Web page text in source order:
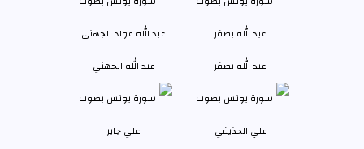
عبد الله بصفر عبد الله الجهني